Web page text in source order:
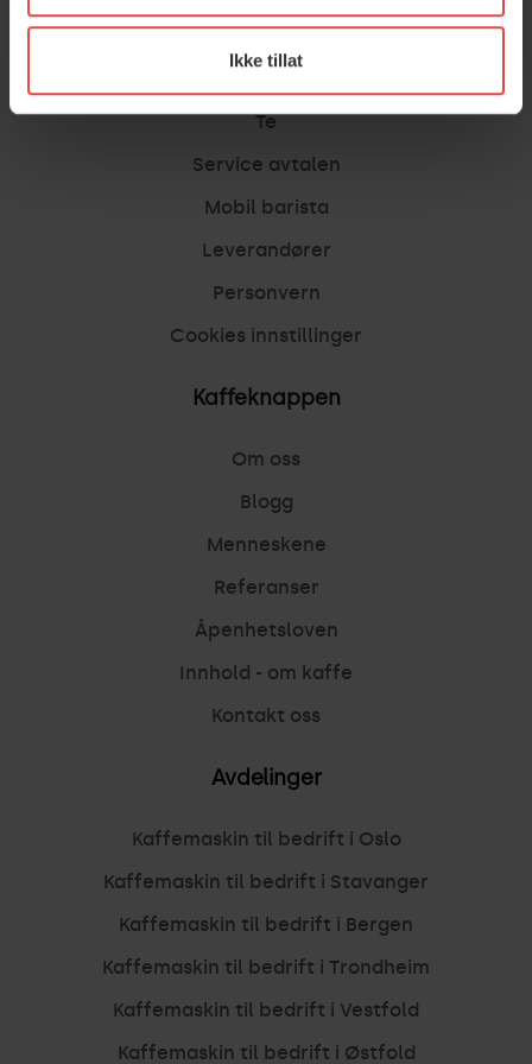
Ikke tillat
Vanndispensere
Te
Service avtalen
Mobil barista
Leverandører
Personvern
Cookies innstillinger
Kaffeknappen
Om oss
Blogg
Menneskene
Referanser
Åpenhetsloven
Innhold - om kaffe
Kontakt oss
Avdelinger
Kaffemaskin til bedrift i Oslo
Kaffemaskin til bedrift i Stavanger
Kaffemaskin til bedrift i Bergen
Kaffemaskin til bedrift i Trondheim
Kaffemaskin til bedrift i Vestfold
Kaffemaskin til bedrift i Østfold